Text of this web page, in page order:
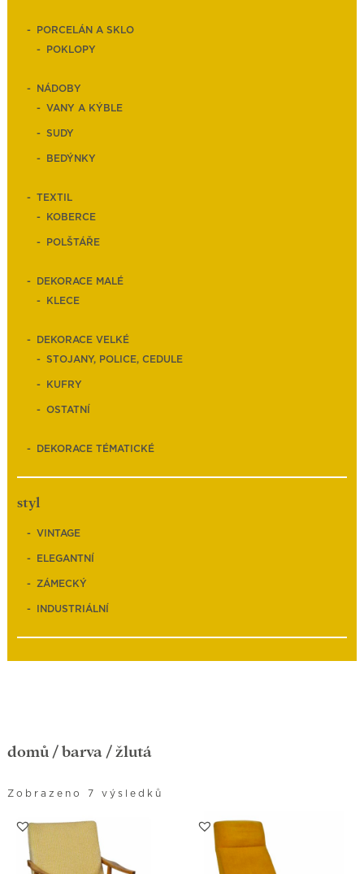
PORCELÁN A SKLO
POKLOPY
NÁDOBY
VANY A KÝBLE
SUDY
BEDÝNKY
TEXTIL
KOBERCE
POLŠTÁŘE
DEKORACE MALÉ
KLECE
DEKORACE VELKÉ
STOJANY, POLICE, CEDULE
KUFRY
OSTATNÍ
DEKORACE TÉMATICKÉ
styl
VINTAGE
ELEGANTNÍ
ZÁMECKÝ
INDUSTRIÁLNÍ
domů / barva / žlutá
Zobrazeno 7 výsledků